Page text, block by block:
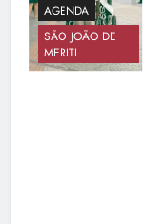
AGENDA
SÃO JOÃO DE
MERITI